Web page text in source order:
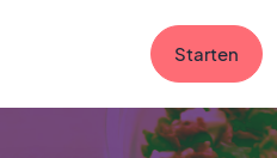
Starten